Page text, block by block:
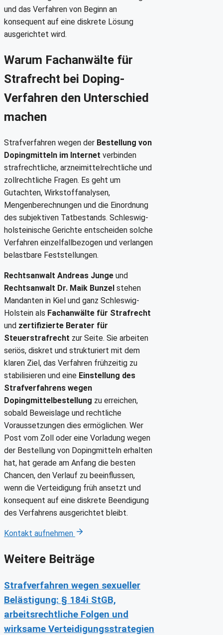
und das Verfahren von Beginn an
konsequent auf eine diskrete Lösung
ausgerichtet wird.
Warum Fachanwälte für
Strafrecht bei Doping-
Verfahren den Unterschied
machen
Strafverfahren wegen der Bestellung von
Dopingmitteln im Internet verbinden
strafrechtliche, arzneimittelrechtliche und
zollrechtliche Fragen. Es geht um
Gutachten, Wirkstoffanalysen,
Mengenberechnungen und die Einordnung
des subjektiven Tatbestands. Schleswig-
holsteinische Gerichte entscheiden solche
Verfahren einzelfallbezogen und verlangen
belastbare Feststellungen.
Rechtsanwalt Andreas Junge und
Rechtsanwalt Dr. Maik Bunzel stehen
Mandanten in Kiel und ganz Schleswig-
Holstein als Fachanwälte für Strafrecht
und zertifizierte Berater für
Steuerstrafrecht zur Seite. Sie arbeiten
seriös, diskret und strukturiert mit dem
klaren Ziel, das Verfahren frühzeitig zu
stabilisieren und eine Einstellung des
Strafverfahrens wegen
Dopingmittelbestellung zu erreichen,
sobald Beweislage und rechtliche
Voraussetzungen dies ermöglichen. Wer
Post vom Zoll oder eine Vorladung wegen
der Bestellung von Dopingmitteln erhalten
hat, hat gerade am Anfang die besten
Chancen, den Verlauf zu beeinflussen,
wenn die Verteidigung früh ansetzt und
konsequent auf eine diskrete Beendigung
des Verfahrens ausgerichtet bleibt.
Kontakt aufnehmen
Weitere Beiträge
Strafverfahren wegen sexueller
Belästigung: § 184i StGB,
arbeitsrechtliche Folgen und
wirksame Verteidigungsstrategien